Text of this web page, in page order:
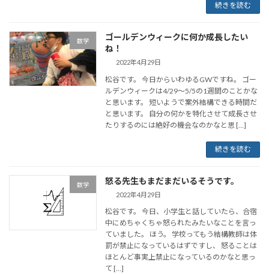
続きを読む
数学
ゴールデンウィークに何か成長したい
ね！
2022年4月29日
松谷です。 今日からいわゆるGWですね。 ゴー
ルデンウィークは4/29〜5/5の1週間のことかな
と思います。 短いようで案外結構できる時間だ
と思います。 自分の何かを特化させて成長させ
たりするのには絶好の機会なのかなと思 […]
続きを読む
数学 怒る先生もまだまだいるそうです。
2022年4月29日
松谷です。 今日、小学生と話していたら、合宿
中にめちゃくちゃ怒られたみたいなことを言っ
ていました。 ほう。 学校ってもう結構教師は体
罰が禁止になっているはずですし、 怒ることは
ほとんど事実上禁止になっているのかなと思っ
て […]